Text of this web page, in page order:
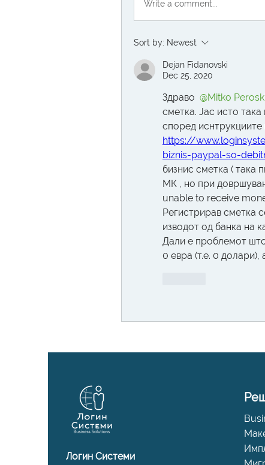
Write a comment...
Sort by: Newest
Dejan Fidanovski
Dec 25, 2020
Здраво @Mitko
сметка. Јас исто
https://
biznis-paypal-so-
бизнис сметка ( така
МК , но при
unable to receive
Регистрирав сметка
изводот од банка на
Дали е проблемот
0 евра (т.е. 0
Логин Системи